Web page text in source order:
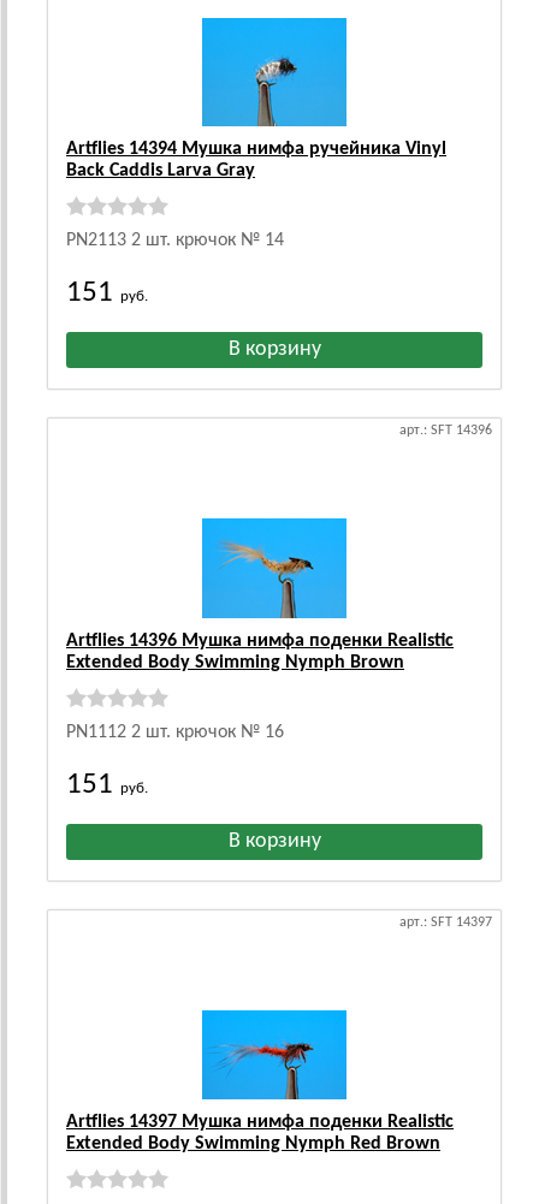
Artflies 14394 Мушка нимфа ручейника Vinyl
Back Caddis Larva Gray
PN2113 2 шт. крючок № 14
151 руб.
арт.: SFT 14396
Artflies 14396 Мушка нимфа поденки Realistic
Extended Body Swimming Nymph Brown
PN1112 2 шт. крючок № 16
151 руб.
арт.: SFT 14397
Artflies 14397 Мушка нимфа поденки Realistic
Extended Body Swimming Nymph Red Brown